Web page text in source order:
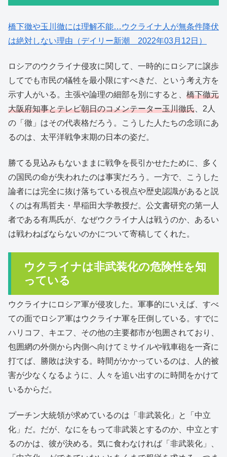
橋下徹や玉川徹には理解不能…ウクライナ人が無条件降伏
は絶対しない理由（デイリー新潮 2022年03月12日）
ロシアのウクライナ侵攻に関して、一時的にロシアに譲歩
してでも市民の犠牲を最小限にすべきだ、という考え方を
示す人がいる。主張や論理の細部を別にすると、 橋下徹元
大阪府知事とテレビ朝日のコメンテーター玉川徹氏 、2人
の「徹」はその代表格だろう。こうした人たちの念頭にあ
るのは、太平洋戦争末期の日本の姿だ。
勝てる見込みもないままに戦争を長引かせたために、多く
の国民の命が失われたのは事実だろう。一方で、こうした
論者には完全に抜け落ちている視点や歴史認識があると説
くのは有馬哲夫・早稲田大学教授だ。公文書研究の第一人
者である有馬氏が、なぜウクライナ人は戦うのか、あるい
は戦わねばならないのかについて寄稿してくれた。
ウクライナは非武装化の危険性を知
っている
ウクライナにロシア軍が侵攻した。軍事的にいえば、すべ
ての面でロシア軍はウクライナ軍を圧倒している。すでに
ハリコフ、キエフ、その他の主要都市が包囲されており、
包囲網の外側から内側へ向けてミサイルや戦車砲を一斉に
打てば、勝敗は決する。時間がかかっているのは、人的被
害が少なくなるように、人々を追い出すのに時間をかけて
いるからだ。
プーチン大統領が求めているのは「非武装化」と「中立
化」だ。だが、なにをもって非武装とするのか、中立とす
るのかは、彼が決める。気に食わなければ「非武装化」、